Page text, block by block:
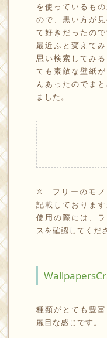
を使っているも
ので、黒い方が見
て好きだったので
最近ふと変えてみ
思い検索してみる
ても素敵な壁紙が
んあったのでま
ました。
※ フリーのモノ
記載しておりま
使用の際には、
スを確認してくだ
種類がとても豊
麗目な感じです。